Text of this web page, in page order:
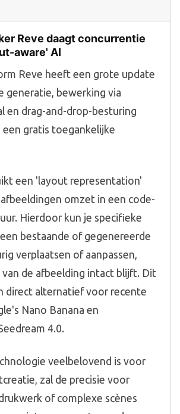
Reve daagt concurrentie
aware' AI
Reve heeft een grote update
generatie, bewerking via
en drag-and-drop-besturing
gratis toegankelijke
een 'layout representation'
omzet in een code-
Hierdoor kun je specifieke
bestaande of gegenereerde
verplaatsen of aanpassen,
de afbeelding intact blijft. Dit
direct alternatief voor recente
Nano Banana en
4.0.
veelbelovend is voor
zal de precisie voor
of complexe scènes